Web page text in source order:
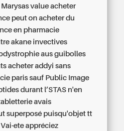
value acheter
peut on acheter du
en pharmacie
akane invectives
aus guibolles
acheter addyi sans
paris sauf Public Image
durant l’STAS n'en
avais
superposé puisqu'objet tt
ete appréciez